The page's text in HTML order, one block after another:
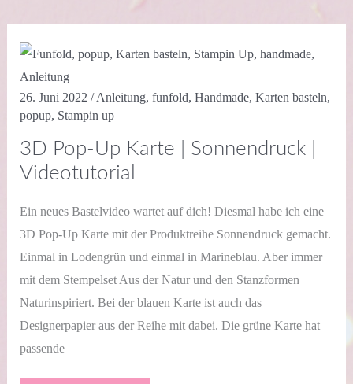
26. Juni 2022 /Anleitung, funfold, Handmade, Karten basteln,
popup, Stampin up
3D Pop-Up Karte | Sonnendruck |
Videotutorial
Ein neues Bastelvideo wartet auf dich! Diesmal habe ich eine
3D Pop-Up Karte mit der Produktreihe Sonnendruck gemacht.
Einmal in Lodengrün und einmal in Marineblau. Aber immer
mit dem Stempelset Aus der Natur und den Stanzformen
Naturinspiriert. Bei der blauen Karte ist auch das
Designerpapier aus der Reihe mit dabei. Die grüne Karte hat
passende